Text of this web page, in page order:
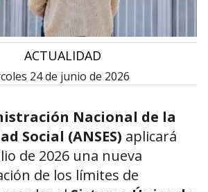
ACTUALIDAD
24 de junio de 2026
Nacional de la
Social (ANSES) aplicará
de 2026 una nueva
de los límites de